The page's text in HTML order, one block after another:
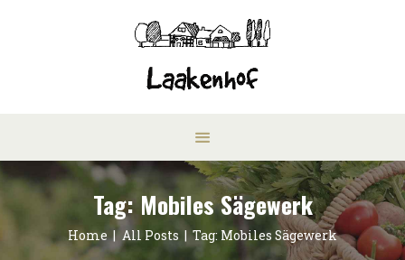
Tag: Mobiles Sägewerk
Home All Posts Tag: Mobiles Sägewerk